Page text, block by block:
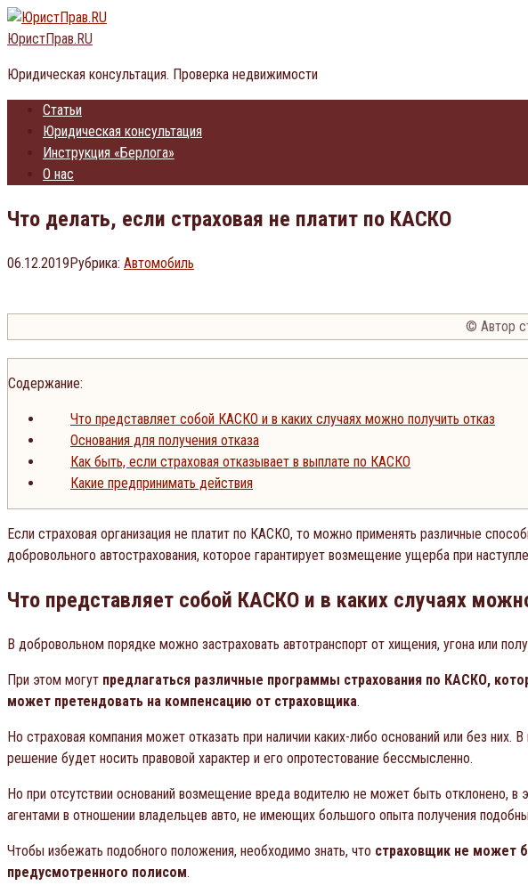
Перейти
к
ЮристПрав.RU
Юридическая консультация. Проверка недвижимости
Статьи
Юридическая консультация
Инструкция «Берлога»
О нас
Что делать, если страховая не платит по КАСКО
06.12.2019Рубрика: Автомобиль
© Автор
Содержание:
Что представляет собой КАСКО и в каких случаях можно получить отказ
Основания для получения отказа
Как быть, если страховая отказывает в выплате по КАСКО
Какие предпринимать действия
Если страховая организация не платит по КАСКО, то можно применять различные
добровольного автострахования, которое гарантирует возмещение ущерба при
Что представляет собой КАСКО и в каких случаях
В добровольном порядке можно застраховать автотранспорт от хищения, угона или
При этом могут предлагаться различные программы страхования по КАСКО,
может претендовать на компенсацию от страховщика.
Но страховая компания может отказать при наличии каких-либо оснований или без
решение будет носить правовой характер и его опротестование бессмысленно.
Но при отсутствии оснований возмещение вреда водителю не может быть отклонено,
агентами в отношении владельцев авто, не имеющих большого опыта получения
Чтобы избежать подобного положения, необходимо знать, что страховщик не может
предусмотренного полисом.